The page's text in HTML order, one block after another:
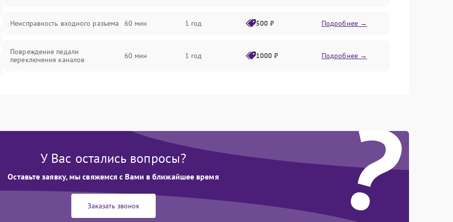
Неисправность входного разъема 60 мин 1 год 500 ₽ Подробнее →
Повреждение педали
переключения каналов
60 мин 1 год 1000 ₽ Подробнее →
1 год Подробнее →
Неисправность выходного каскада 60 мин Подробнее →
(реверберация, дисторшн)
60 мин 1500 ₽ Подробнее →
?
У Вас остались вопросы?
Оставьте заявку, мы свяжемся с Вами в ближайшее время
Заказать звонок